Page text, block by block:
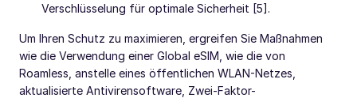
Verschlüsselung für optimale Sicherheit [5].
Um Ihren Schutz zu maximieren, ergreifen Sie Maßnahmen
wie die Verwendung einer Global eSIM, wie die von
Roamless, anstelle eines öffentlichen WLAN-Netzes,
aktualisierte Antivirensoftware, Zwei-Faktor-